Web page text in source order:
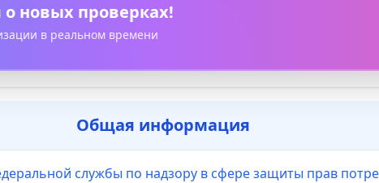
новых проверках!
в реальном времени
Общая информация
службы по надзору в сфере защиты прав